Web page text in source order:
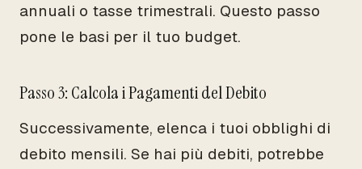
annuali o tasse trimestrali. Questo passo
pone le basi per il tuo budget.
Passo 3: Calcola i Pagamenti del Debito
Successivamente, elenca i tuoi obblighi di
debito mensili. Se hai più debiti, potrebbe